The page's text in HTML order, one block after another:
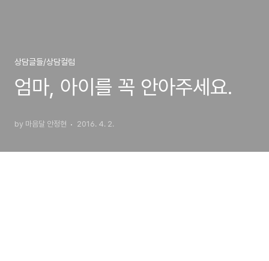
상담글들/상담컬럼
엄마, 아이를 꼭 안아주세요.
by 마음달 안정현 2016. 4. 2.